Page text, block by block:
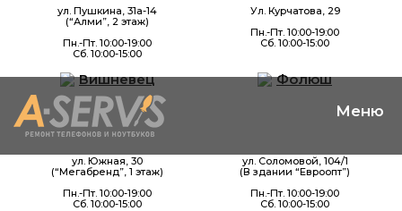
ул. Пушкина, 31а-14
(“Алми”, 2 этаж)
Пн.-Пт. 10:00-19:00
Сб. 10:00-15:00
Ул. Курчатова, 29
Пн.-Пт. 10:00-19:00
Сб. 10:00-15:00
Вишневец
ул. Южная, 30
(“Мегабренд”, 1 этаж)
Пн.-Пт. 10:00-19:00
Сб. 10:00-15:00
Фолюш
ул. Соломовой, 104/1
(В здании “Евроопт”)
Пн.-Пт. 10:00-19:00
Сб. 10:00-15:00